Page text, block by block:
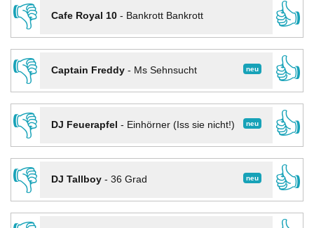
👎
Cafe Royal 10- Bankrott Bankrott
👍
👎
neu
Captain Freddy- Ms Sehnsucht
👍
👎
neu
DJ Feuerapfel - Einhörner (Iss sie nicht!)
👍
👎
neu
DJ Tallboy- 36 Grad
👍